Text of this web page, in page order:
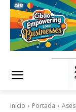
Inicio Portada